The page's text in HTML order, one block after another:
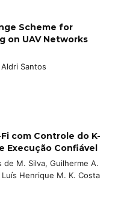
Scheme for
on UAV Networks
Santos
com Controle do K-
Execução Confiável
de M. Silva, Guilherme A.
Henrique M. K. Costa